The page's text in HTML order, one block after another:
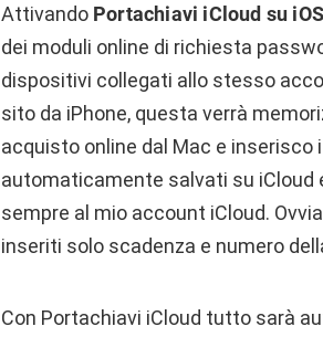
Attivando Portachiavi iCloud su
dei moduli online di richiesta
dispositivi collegati allo stesso
sito da iPhone, questa verrà
acquisto online dal Mac e
automaticamente salvati su iCloud
sempre al mio account iCloud.
inseriti solo scadenza e numero
Con Portachiavi iCloud tutto sarà